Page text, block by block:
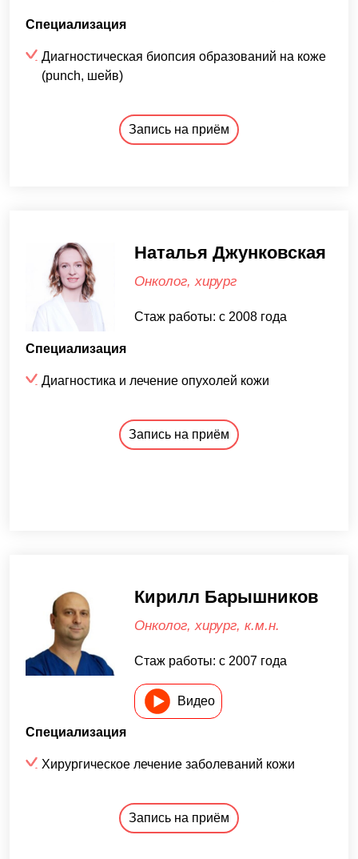
Специализация
Диагностическая биопсия образований на коже
(punch, шейв)
Запись на приём
Наталья Джунковская
Онколог, хирург
Стаж работы: с 2008 года
Специализация
Диагностика и лечение опухолей кожи
Запись на приём
Кирилл Барышников
Онколог, хирург, к.м.н.
Стаж работы: с 2007 года
Видео
Специализация
Хирургическое лечение заболеваний кожи
Запись на приём